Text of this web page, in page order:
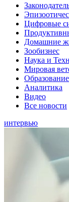
Цифровые
Домашние
Зообизнес
Наука и
Мировая
Аналитика
Видео
Все новости
интервью